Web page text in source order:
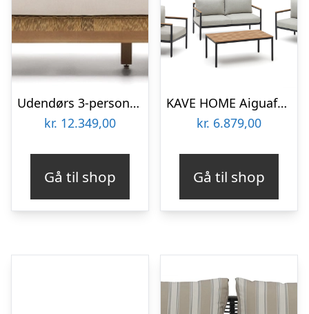
Udendørs 3-personers lounge-sofa Kave Home Xoriguer i massivt eukalyptustræ & aluminium med beige aftagelige hynder
kr. 12.349,00
Gå til shop
KAVE HOME Aiguafreda loungesæt, m. 2 pers. sofa, 2 stole, 1 sofabord – grå aluminium og akacietræ
kr. 6.879,00
Gå til shop